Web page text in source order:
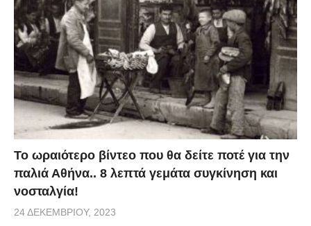
Το ωραιότερο βίντεο που θα δείτε ποτέ για την
παλιά Αθήνα.. 8 λεπτά γεμάτα συγκίνηση και
νοσταλγία!
24 ΔΕΚΕΜΒΡΊΟΥ, 2023